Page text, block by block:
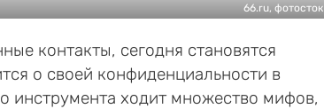
66.ru, фотосток
контакты, сегодня становятся
о своей конфиденциальности в
инструмента ходит множество мифов,